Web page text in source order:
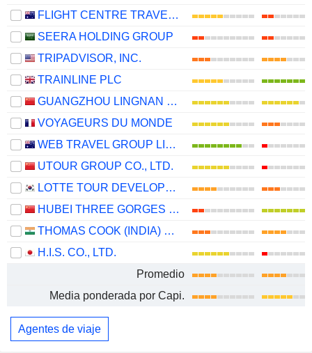
FLIGHT CENTRE TRAVEL GROUP LIMITED
SEERA HOLDING GROUP
TRIPADVISOR, INC.
TRAINLINE PLC
GUANGZHOU LINGNAN GROUP HOLDINGS COMPANY LIMITED
VOYAGEURS DU MONDE
WEB TRAVEL GROUP LIMITED
UTOUR GROUP CO., LTD.
LOTTE TOUR DEVELOPMENT CO., LTD.
HUBEI THREE GORGES TOURISM GROUP CO., LTD.
THOMAS COOK (INDIA) LIMITED
H.I.S. CO., LTD.
Promedio
Media ponderada por Capi.
Agentes de viaje